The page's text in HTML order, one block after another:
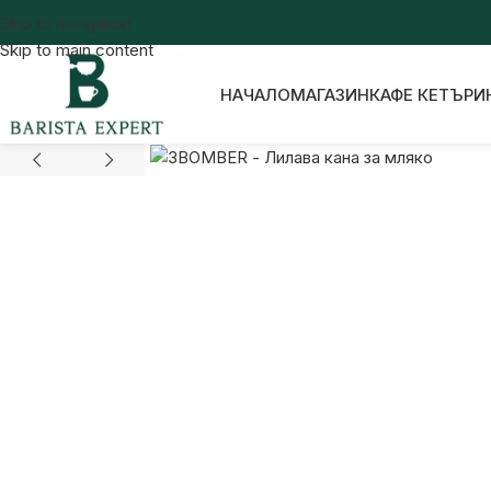
Skip to navigation
Skip to main content
НАЧАЛОМАГАЗИНКАФЕ